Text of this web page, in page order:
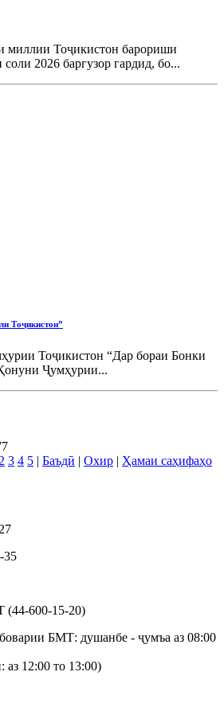
миллии Тоҷикистон барориши
2026 баргузор гардид, бо...
Тоҷикистон”
Тоҷикистон “Дар бораи Бонки
Ҷумҳурии...
2 3 4 5 | Баъдӣ | Охир | Ҳамаи саҳифаҳо
35
(44-600-15-20)
БМТ: душанбе - ҷумъа аз 08:00
12:00 то 13:00)